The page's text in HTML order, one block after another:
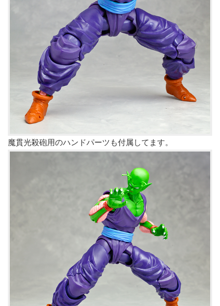
魔貫光殺砲用のハンドパーツも付属してます。